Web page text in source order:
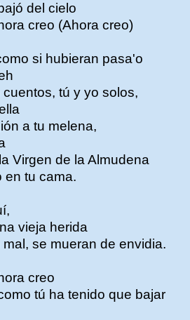
del cielo
creo (Ahora creo)
si hubieran pasa'o
tú y yo solos,
a tu melena,
Virgen de la Almudena
en tu cama.
vieja herida
se mueran de envidia.
creo
tú ha tenido que bajar